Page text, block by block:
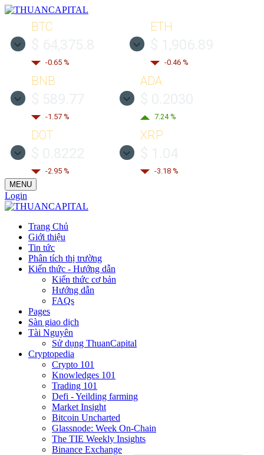
BTC
-0.65 %
ETH
-0.46 %
BNB
-1.57 %
ADA
7.24 %
DOT
-2.95 %
XRP
-3.18 %
MENU
Login
Trang Chủ
Giới thiệu
Tin tức
Phân tích thị trường
Kiến thức - Hướng dẫn
Kiến thức cơ bản
Hướng dẫn
FAQs
Pages
Sàn giao dịch
Tài Nguyên
Sử dụng ThuanCapital
Cryptopedia
Crypto 101
Knowledges 101
Trading 101
Defi - Yeilding farming
Market Insight
Bitcoin Uncharted
Glassnode: Week On-Chain
The TIE Weekly Insights
Binance Exchange